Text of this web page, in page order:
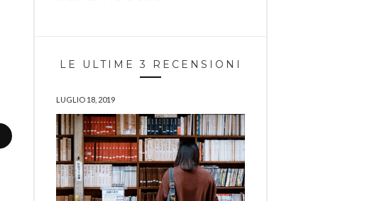
LE ULTIME 3 RECENSIONI
LUGLIO 18, 2019